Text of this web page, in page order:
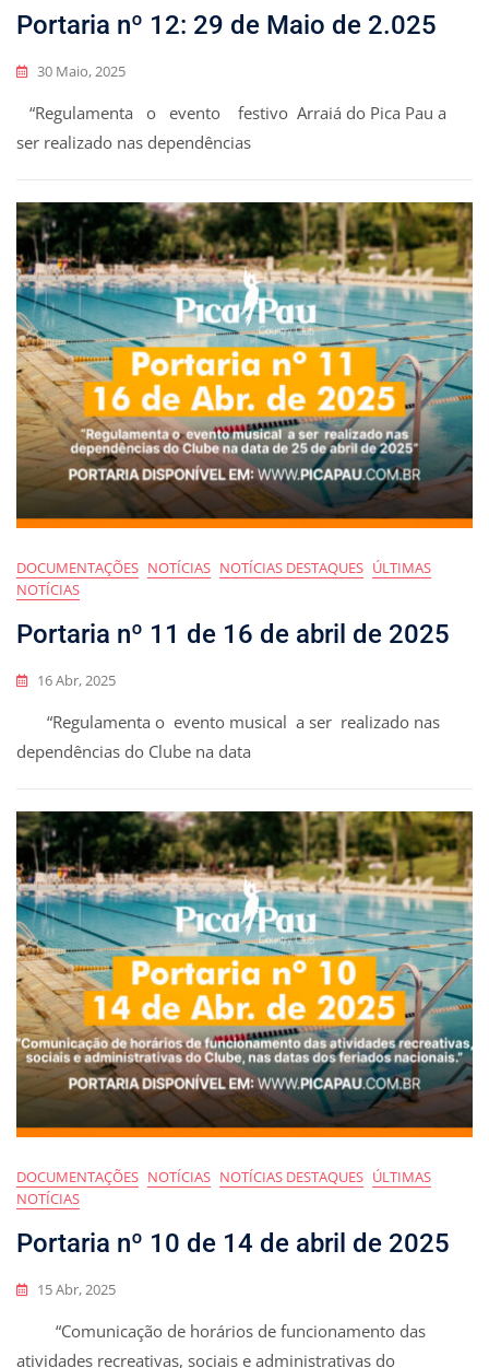
Portaria nº 12: 29 de Maio de 2.025
30 Maio, 2025
“Regulamenta o evento festivo Arraiá do Pica Pau a
ser realizado nas dependências
DOCUMENTAÇÕES NOTÍCIAS NOTÍCIAS DESTAQUES ÚLTIMAS
NOTÍCIAS
Portaria nº 11 de 16 de abril de 2025
16 Abr, 2025
“Regulamenta o evento musical a ser realizado nas
dependências do Clube na data
DOCUMENTAÇÕES NOTÍCIAS NOTÍCIAS DESTAQUES ÚLTIMAS
NOTÍCIAS
Portaria nº 10 de 14 de abril de 2025
15 Abr, 2025
“Comunicação de horários de funcionamento das
atividades recreativas, sociais e administrativas do